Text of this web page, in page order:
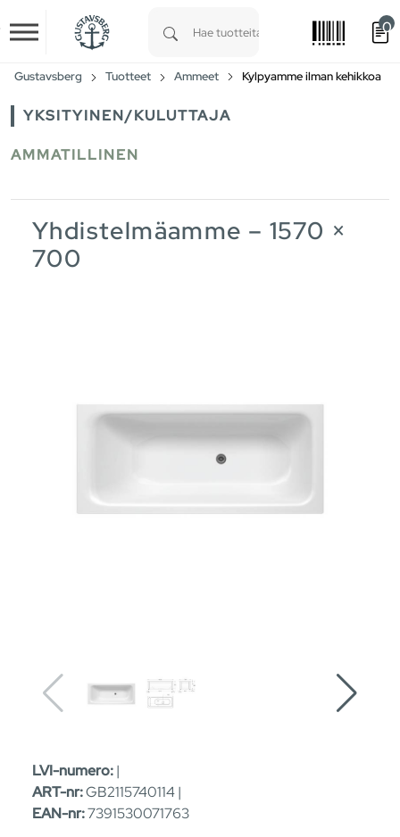
Skip to main content
0
Gustavsberg Tuotteet Ammeet Kylpyamme ilman kehikkoa
YKSITYINEN/KULUTTAJA
AMMATILLINEN
Yhdistelmäamme – 1570 ×
700
LVI-numero:|
ART-nr:GB2115740114 |
EAN-nr:7391530071763